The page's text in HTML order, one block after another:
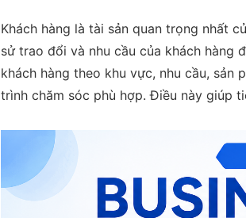
Khách hàng là tài sản quan trọng nhất
sử trao đổi và nhu cầu của khách hàng
khách hàng theo khu vực, nhu cầu,
trình chăm sóc phù hợp. Điều này giúp